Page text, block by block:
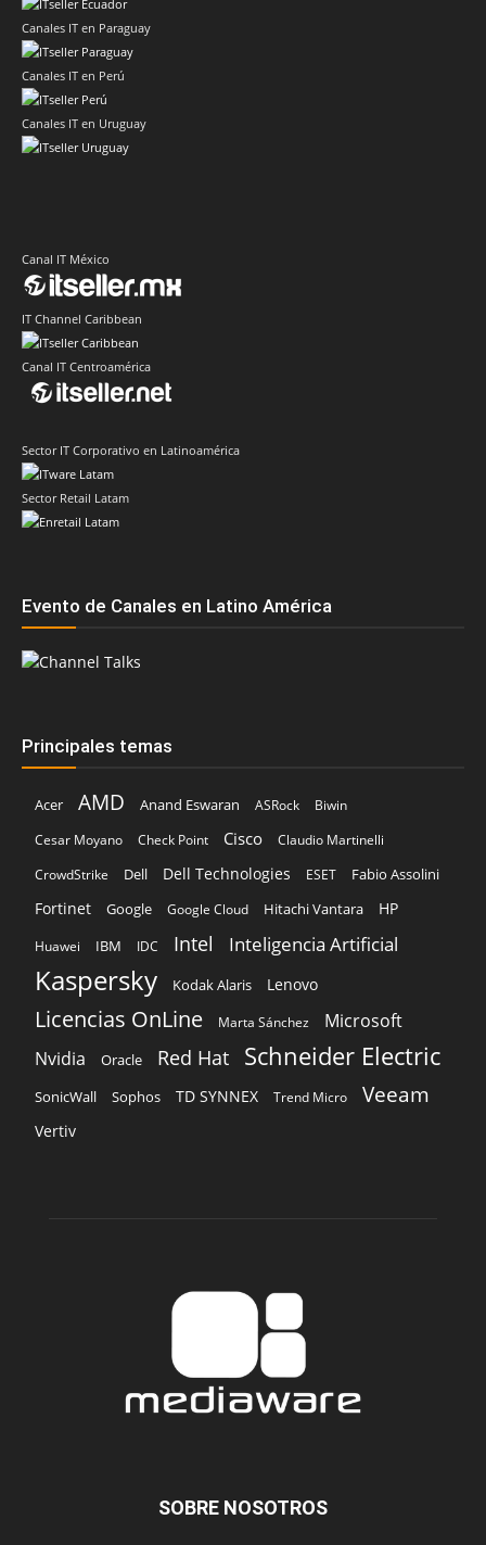
Canales IT en Paraguay
Canales IT en Perú
Canales IT en Uruguay
Canal IT México
IT Channel Caribbean
Canal IT Centroamérica
Sector IT Corporativo en Latinoamérica
Sector Retail Latam
Evento de Canales en Latino América
Principales temas
Acer AMD Anand Eswaran ASRock
Biwin
Cesar Moyano
Check Point Cisco
Claudio Martinelli
CrowdStrike
Dell Dell Technologies ESET Fabio Assolini
Fortinet Google Google Cloud Hitachi Vantara HP
Huawei IBM IDC Intel Inteligencia Artificial
Kaspersky Kodak Alaris Lenovo
Licencias OnLine Marta Sánchez
Microsoft
Nvidia
Oracle Red Hat Schneider Electric
SonicWall Sophos TD SYNNEX Trend Micro Veeam
Vertiv
SOBRE NOSOTROS